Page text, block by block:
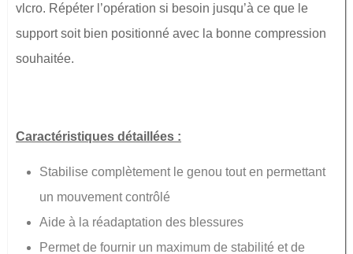
vlcro. Répéter l’opération si besoin jusqu’à ce que le
support soit bien positionné avec la bonne compression
souhaitée.
Caractéristiques détaillées :
Stabilise complètement le genou tout en permettant
un mouvement contrôlé
Aide à la réadaptation des blessures
Permet de fournir un maximum de stabilité et de